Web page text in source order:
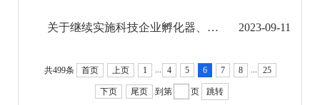
科技管理和项目经费信息公开
关于继续实施科技企业孵化器、大学科技园和众创空间有关税收政策的公告 2023-09-11
共499条 首页 上页 1 ... 4 5 6 7 8 ... 25
下页 尾页 到第 页 跳转